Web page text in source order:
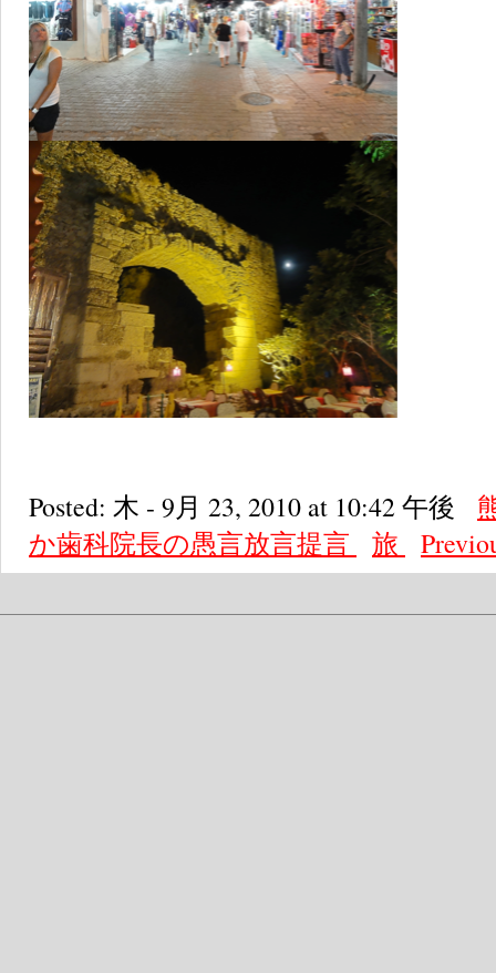
Posted: 木 - 9月 23, 2010 at 10:42 午後
か歯科院長の愚言放言提言
旅